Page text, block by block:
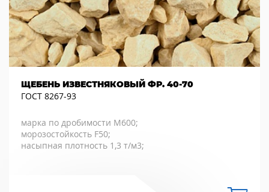
ЩЕБЕНЬ ИЗВЕСТНЯКОВЫЙ ФР. 40-70
ГОСТ 8267-93
марка по дробимости М600;
морозостойкость F50;
насыпная плотность 1,3 т/м3;